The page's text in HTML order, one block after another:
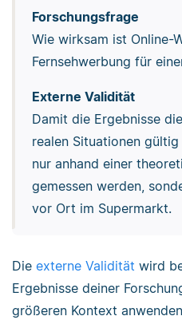
Forschungsfrage
Wie wirksam ist Online-
Fernsehwerbung für
Externe Validität
Damit die Ergebnisse
realen Situationen
nur anhand einer
gemessen werden,
vor Ort im Supermarkt.
Die externe Validität wird
Ergebnisse deiner
größeren Kontext